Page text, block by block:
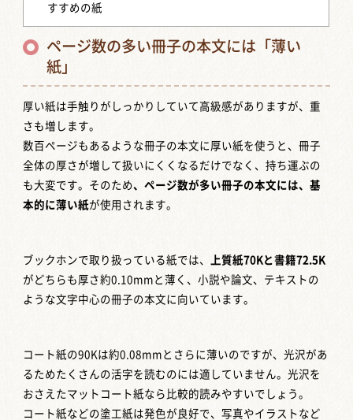
すすめの紙
ページ数の多い冊子の本文には「薄い
紙」
厚い紙は手触りがしっかりしていて高級感がありますが、重
さも増します。
数百ページもあるような冊子の本文に厚い紙を使うと、冊子
全体の厚さが増して扱いにくくなるだけでなく、持ち運ぶの
も大変です。そのため、ページ数が多い冊子の本文には、基
本的に薄い紙が使用されます。
ブックホンで取り扱っている紙では、
上質紙70Kと書籍72.5K
がどちらも厚さ約0.10mmと薄く、小説や論文、テキストの
ような文字中心の冊子の本文に向いています。
コート紙の90Kは約0.08mmとさらに薄いのですが、光沢があ
るためたくさんの活字を読むのには適していません。光沢を
おさえたマットコート紙なら比較的読みやすいでしょう。
コート紙などの塗工紙は発色が良好で、写真やイラストなど